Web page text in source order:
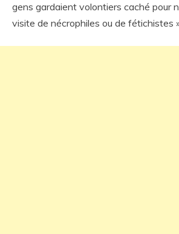
gens gardaient volontiers caché pour
visite de nécrophiles ou de fétichistes